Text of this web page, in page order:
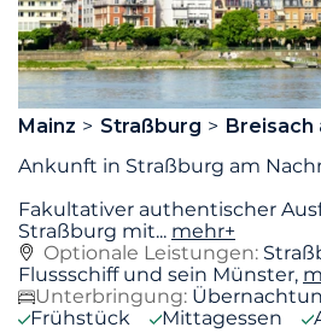
Mainz Straßburg
Breisach
Ankunft in Straßburg am
Fakultativer authentischer
Straßburg mit... mehr+
Optionale Leistungen:
Flussschiff und sein Münster,
Unterbringung:
Frühstück
Mittagessen